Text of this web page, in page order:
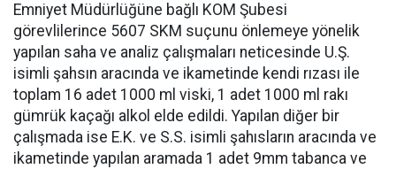
Emniyet Müdürlüğüne bağlı KOM Şubesi
görevlilerince 5607 SKM suçunu önlemeye yönelik
yapılan saha ve analiz çalışmaları neticesinde U.Ş.
isimli şahsın aracında ve ikametinde kendi rızası ile
toplam 16 adet 1000 ml viski, 1 adet 1000 ml rakı
gümrük kaçağı alkol elde edildi. Yapılan diğer bir
çalışmada ise E.K. ve S.S. isimli şahısların aracında ve
ikametinde yapılan aramada 1 adet 9mm tabanca ve